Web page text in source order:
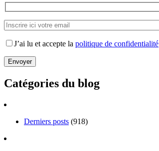
J’ai lu et accepte la politique de confidentialité
Catégories du blog
Derniers posts (918)